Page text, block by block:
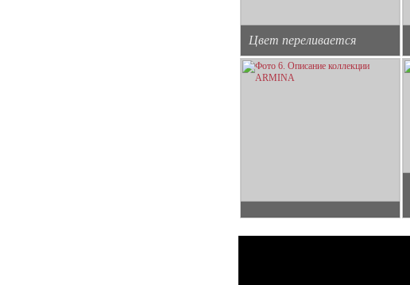
Цвет переливается